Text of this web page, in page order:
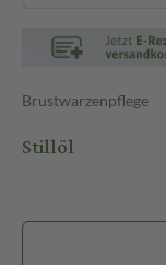
Brustwarzenpflege
Stillöl